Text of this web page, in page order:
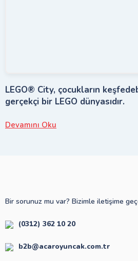
LEGO® City, çocukların
gerçekçi bir LEGO dünyasıdır.
Devamını Oku
Bir sorunuz mu var? Bizimle iletişime
(0312) 362 10 20
b2b@acaroyuncak.com.tr